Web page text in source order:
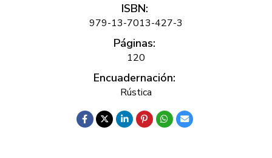
ISBN:
979-13-7013-427-3
Páginas:
120
Encuadernación:
Rústica